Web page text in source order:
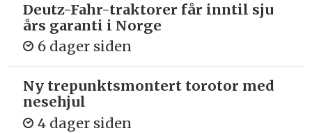
Deutz-Fahr-traktorer får inntil sju
års garanti i Norge
6 dager siden
Ny trepunkts­montert torotor med
nesehjul
4 dager siden